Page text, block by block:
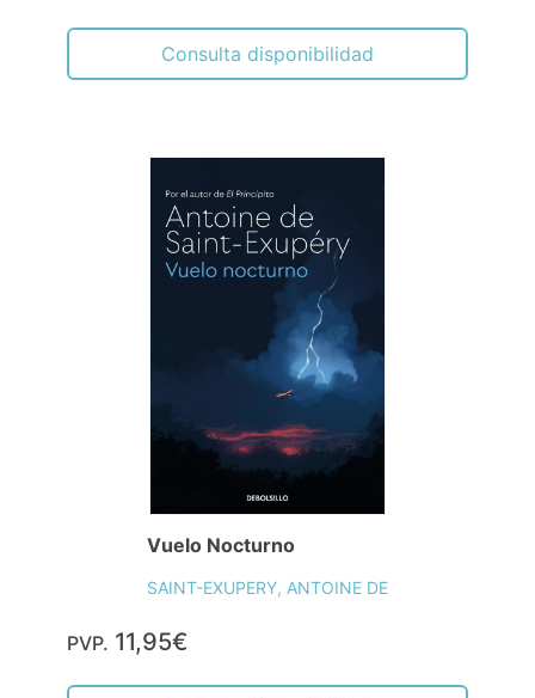
Consulta disponibilidad
Vuelo Nocturno
SAINT-EXUPERY, ANTOINE DE
PVP. 11,95€